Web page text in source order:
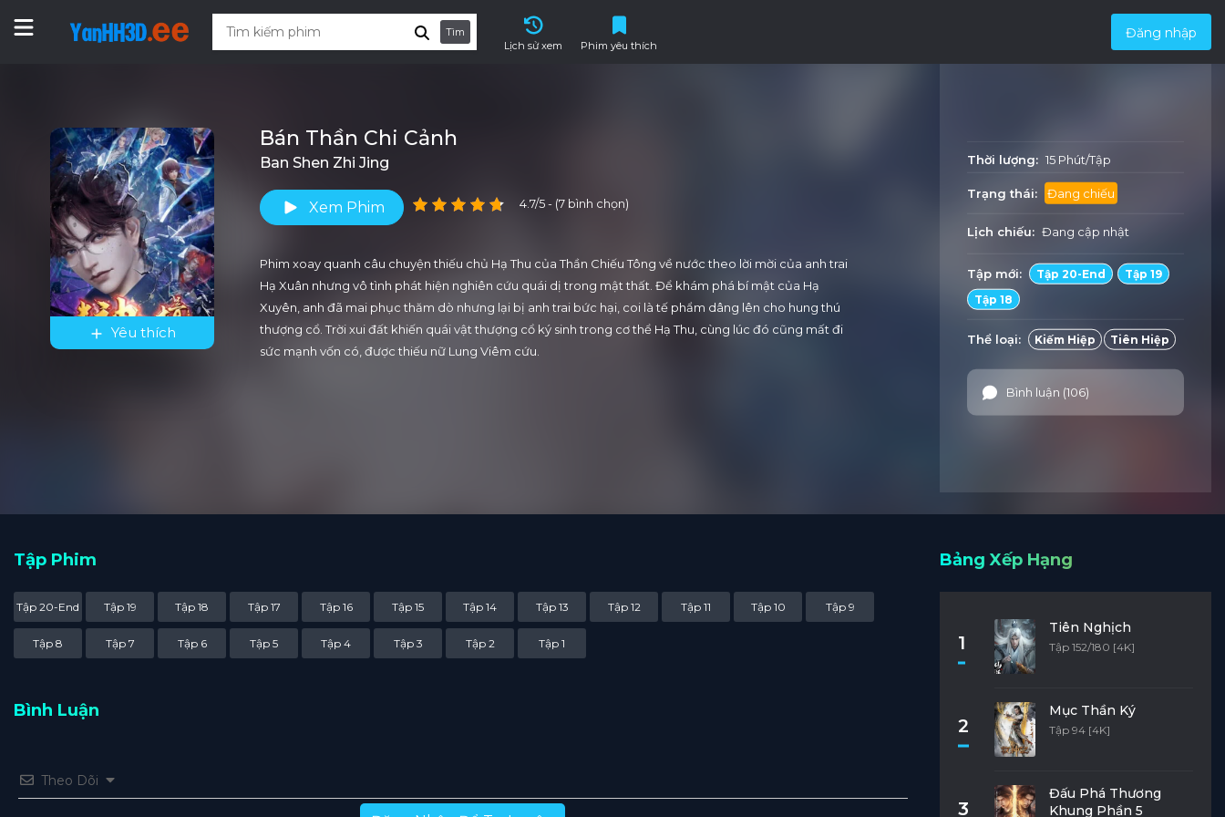
Tìm
Lịch sử xem
Phim yêu thích
Đăng nhập
Yêu thích
Bán Thần Chi Cảnh
Ban Shen Zhi Jing
Xem Phim 4.7/5 - (7 bình chọn)
Phim xoay quanh câu chuyện thiếu chủ Hạ Thu của Thần Chiếu Tông về nước theo lời mời của anh trai
Hạ Xuân nhưng vô tình phát hiện nghiên cứu quái dị trong mật thất. Để khám phá bí mật của Hạ
Xuyên, anh đã mai phục thăm dò nhưng lại bị anh trai bức hại, coi là tế phẩm dâng lên cho hung thú
thượng cổ. Trời xui đất khiến quái vật thượng cổ ký sinh trong cơ thể Hạ Thu, cùng lúc đó cũng mất đi
sức mạnh vốn có, được thiếu nữ Lung Viêm cứu.
Thời lượng: 15 Phút/Tập
Trạng thái: Đang chiếu
Lịch chiếu: Đang cập nhật
Tập mới: Tập 20-End
Tập 19
Tập 18
Thể loại: Kiếm Hiệp Tiên Hiệp
Bình luận (106)
Tập Phim
Tập 20-End Tập 19 Tập 18 Tập 17 Tập 16 Tập 15 Tập 14 Tập 13 Tập 12 Tập 11 Tập 10 Tập 9
Tập 8 Tập 7 Tập 6 Tập 5 Tập 4 Tập 3 Tập 2 Tập 1
Bình Luận
Theo Dõi
Bảng Xếp Hạng
1
Tiên Nghịch
Tập 152/180 [4K]
2
Mục Thần Ký
Tập 94 [4K]
3
Đấu Phá Thương
Khung Phần 5